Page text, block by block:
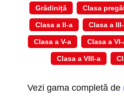
Grădiniță Clasa
Clasa a II-a Clasa a
Clasa a V-a Clasa a
Clasa a VIII-a
Vezi gama completă de